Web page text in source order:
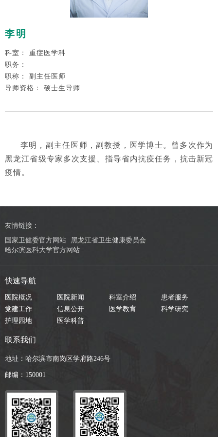
李明
科室： 重症医学科
职务：
职称： 副主任医师
导师资格： 硕士生导师
李明，副主任医师，副教授，医学博士。曾多次作为
黑龙江省级专家多次支援、指导省内抗疫任务，抗击新冠
疫情。
友情链接：
国家卫健委官方网站
黑龙江省卫生健康委员会
哈尔滨医科大学官方网站
快速导航
医院概况 医院新闻 科室介绍
患者服务
党建工作
信息公开 医学教育
科学研究
护理园地
医学科普
联系我们
地址：哈尔滨市南岗区学府路246号
邮编：150001